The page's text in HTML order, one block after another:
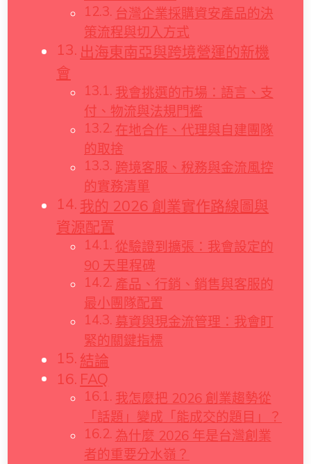
台灣企業採購資安產品的決
策流程與切入方式
出海東南亞與跨境營運的新機
會
我會挑選的市場：語言、支
付、物流與法規門檻
在地合作、代理與自建團隊
的取捨
跨境客服、稅務與金流風控
的實務清單
我的 2026 創業實作路線圖與
資源配置
從驗證到擴張：我會設定的
90 天里程碑
產品、行銷、銷售與客服的
最小團隊配置
募資與現金流管理：我會盯
緊的關鍵指標
結論
FAQ
我怎麼把 2026 創業趨勢從
「話題」變成「能成交的題目」？
為什麼 2026 年是台灣創業
者的重要分水嶺？